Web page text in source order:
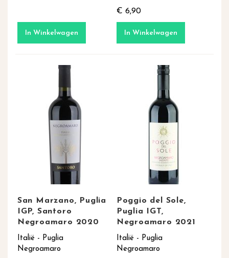
In Winkelwagen
€ 6,90
In Winkelwagen
San Marzano, Puglia
IGP, Santoro
Negroamaro 2020
Italië - Puglia
Negroamaro
Poggio del Sole,
Puglia IGT,
Negroamaro 2021
Italië - Puglia
Negroamaro